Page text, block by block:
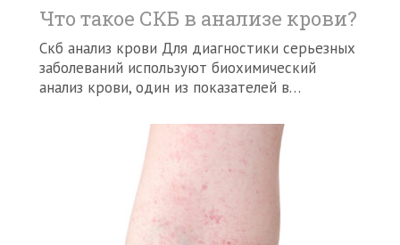
Что такое СКБ в анализе крови?
Скб анализ крови Для диагностики серьезных
заболеваний используют биохимический
анализ крови, один из показателей в…